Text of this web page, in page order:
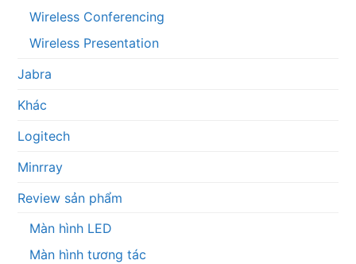
Wireless Conferencing
Wireless Presentation
Jabra
Khác
Logitech
Minrray
Review sản phẩm
Màn hình LED
Màn hình tương tác